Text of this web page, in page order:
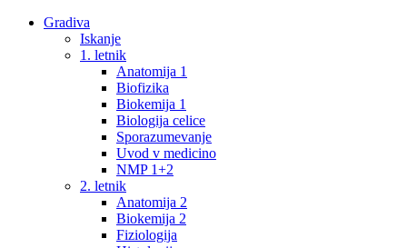
Gradiva
Iskanje
1. letnik
Anatomija 1
Biofizika
Biokemija 1
Biologija celice
Sporazumevanje
Uvod v medicino
NMP 1+2
2. letnik
Anatomija 2
Biokemija 2
Fiziologija